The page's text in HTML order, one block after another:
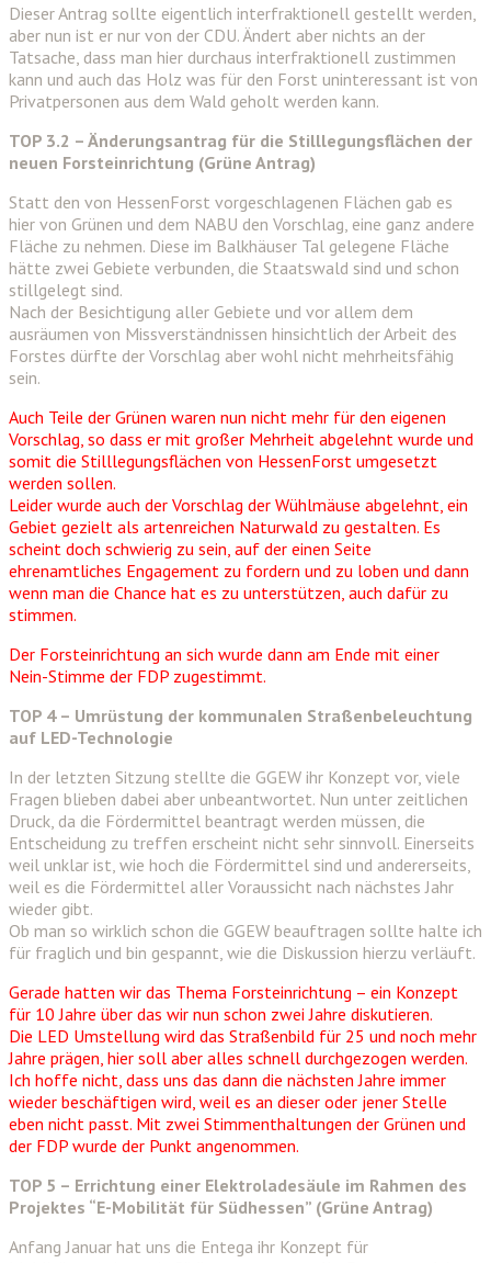
Dieser Antrag sollte eigentlich interfraktionell gestellt werden,
aber nun ist er nur von der CDU. Ändert aber nichts an der
Tatsache, dass man hier durchaus interfraktionell zustimmen
kann und auch das Holz was für den Forst uninteressant ist von
Privatpersonen aus dem Wald geholt werden kann.
TOP 3.2 – Änderungsantrag für die Stilllegungsflächen der
neuen Forsteinrichtung (Grüne Antrag)
Statt den von HessenForst vorgeschlagenen Flächen gab es
hier von Grünen und dem NABU den Vorschlag, eine ganz andere
Fläche zu nehmen. Diese im Balkhäuser Tal gelegene Fläche
hätte zwei Gebiete verbunden, die Staatswald sind und schon
stillgelegt sind.
Nach der Besichtigung aller Gebiete und vor allem dem
ausräumen von Missverständnissen hinsichtlich der Arbeit des
Forstes dürfte der Vorschlag aber wohl nicht mehrheitsfähig
sein.
Auch Teile der Grünen waren nun nicht mehr für den eigenen
Vorschlag, so dass er mit großer Mehrheit abgelehnt wurde und
somit die Stilllegungsflächen von HessenForst umgesetzt
werden sollen.
Leider wurde auch der Vorschlag der Wühlmäuse abgelehnt, ein
Gebiet gezielt als artenreichen Naturwald zu gestalten. Es
scheint doch schwierig zu sein, auf der einen Seite
ehrenamtliches Engagement zu fordern und zu loben und dann
wenn man die Chance hat es zu unterstützen, auch dafür zu
stimmen.
Der Forsteinrichtung an sich wurde dann am Ende mit einer
Nein-Stimme der FDP zugestimmt.
TOP 4 – Umrüstung der kommunalen Straßenbeleuchtung
auf LED-Technologie
In der letzten Sitzung stellte die GGEW ihr Konzept vor, viele
Fragen blieben dabei aber unbeantwortet. Nun unter zeitlichen
Druck, da die Fördermittel beantragt werden müssen, die
Entscheidung zu treffen erscheint nicht sehr sinnvoll. Einerseits
weil unklar ist, wie hoch die Fördermittel sind und andererseits,
weil es die Fördermittel aller Voraussicht nach nächstes Jahr
wieder gibt.
Ob man so wirklich schon die GGEW beauftragen sollte halte ich
für fraglich und bin gespannt, wie die Diskussion hierzu verläuft.
Gerade hatten wir das Thema Forsteinrichtung – ein Konzept
für 10 Jahre über das wir nun schon zwei Jahre diskutieren.
Die LED Umstellung wird das Straßenbild für 25 und noch mehr
Jahre prägen, hier soll aber alles schnell durchgezogen werden.
Ich hoffe nicht, dass uns das dann die nächsten Jahre immer
wieder beschäftigen wird, weil es an dieser oder jener Stelle
eben nicht passt. Mit zwei Stimmenthaltungen der Grünen und
der FDP wurde der Punkt angenommen.
TOP 5 – Errichtung einer Elektroladesäule im Rahmen des
Projektes “E-Mobilität für Südhessen” (Grüne Antrag)
Anfang Januar hat uns die Entega ihr Konzept für